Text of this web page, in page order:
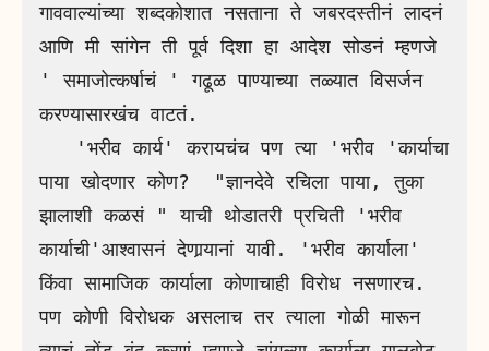
गाववाल्यांच्या शब्दकोशात नसताना ते जबरदस्तीनं लादनं
आणि मी सांगेन ती पूर्व दिशा हा आदेश सोडनं म्हणजे
' समाजोत्कर्षाचं ' गढूळ पाण्याच्या तळ्यात विसर्जन
करण्यासारखंच वाटतं.
पाया खोदणार कोण?  "ज्ञानदेवे रचिला पाया, तुका
झालाशी कळसं " याची थोडातरी प्रचिती 'भरीव
कार्याची'आश्वासनं देणार्‍यानां यावी. 'भरीव कार्याला'
किंवा सामाजिक कार्याला कोणाचाही विरोध नसणारच.
पण कोणी विरोधक असलाच तर त्याला गोळी मारून